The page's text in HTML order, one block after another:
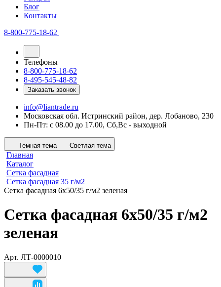
Блог
Контакты
8-800-775-18-62
Телефоны
8-800-775-18-62
8-495-545-48-82
Заказать звонок
info@liantrade.ru
Московская обл. Истринский район, дер. Лобаново, 230
Пн-Пт: c 08.00 до 17.00, Cб,Вс - выходной
Темная тема Светлая тема
Главная
Каталог
Сетка фасадная
Сетка фасадная 35 г/м2
Сетка фасадная 6х50/35 г/м2 зеленая
Сетка фасадная 6х50/35 г/м2
зеленая
Арт. ЛТ-0000010